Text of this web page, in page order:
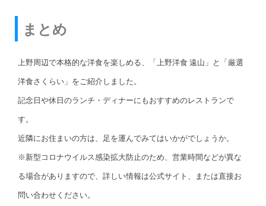
まとめ
上野周辺で本格的な洋食を楽しめる、「上野洋食 遠山」と「厳選
洋食さくらい」をご紹介しました。
記念日や休日のランチ・ディナーにもおすすめのレストランで
す。
近隣にお住まいの方は、足を運んでみてはいかがでしょうか。
※新型コロナウイルス感染拡大防止のため、営業時間などが異な
る場合がありますので、詳しい情報は公式サイト、または直接お
問い合わせください。